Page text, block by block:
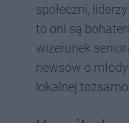
społeczni,
to oni są
wizerunek
newsów o
lokalnej